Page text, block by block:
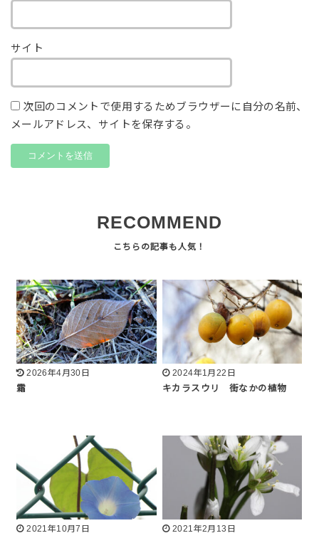
サイト
次回のコメントで使用するためブラウザーに自分の名前、
メールアドレス、サイトを保存する。
RECOMMEND
2026年4月30日
霜
2024年1月22日
キカラスウリ 街なかの植物
2021年10月7日
2021年2月13日